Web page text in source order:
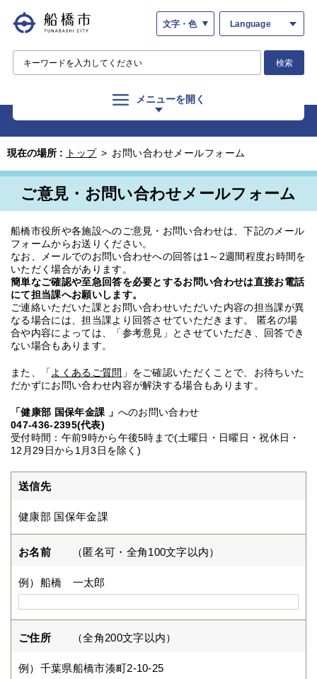
文字・色 Language
検索
メニューを開く
現在の場所 : トップ > お問い合わせメールフォーム
ご意見・お問い合わせメールフォーム
船橋市役所や各施設へのご意見・お問い合わせは、下記のメール
フォームからお送りください。
なお、メールでのお問い合わせへの回答は1～2週間程度お時間を
いただく場合があります。
簡単なご確認や至急回答を必要とするお問い合わせは直接お電話
にて担当課へお願いします。
ご連絡いただいた課とお問い合わせいただいた内容の担当課が異
なる場合には、担当課より回答させていただきます。 匿名の場
合や内容によっては、「参考意見」とさせていただき、回答でき
ない場合もあります。
また、「 よくあるご質問 」をご確認いただくことで、お待ちいた
だかずにお問い合わせ内容が解決する場合もあります。
「健康部 国保年金課 」 へのお問い合わせ
047-436-2395(代表)
受付時間：午前9時から午後5時まで(土曜日・日曜日・祝休日・
12月29日から1月3日を除く)
送信先
健康部 国保年金課
お名前 （匿名可・全角100文字以内）
例）船橋 一太郎
ご住所 （全角200文字以内）
例）千葉県船橋市湊町2-10-25